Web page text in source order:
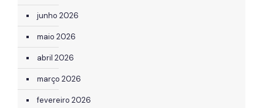
junho 2026
maio 2026
abril 2026
março 2026
fevereiro 2026